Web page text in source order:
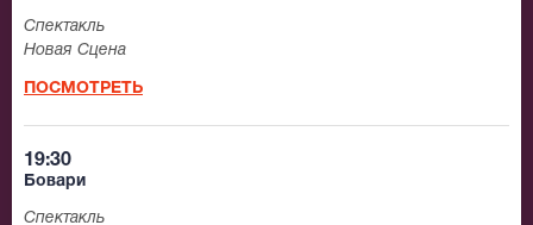
Спектакль
Новая Сцена
ПОСМОТРЕТЬ
19:30
Бовари
Спектакль